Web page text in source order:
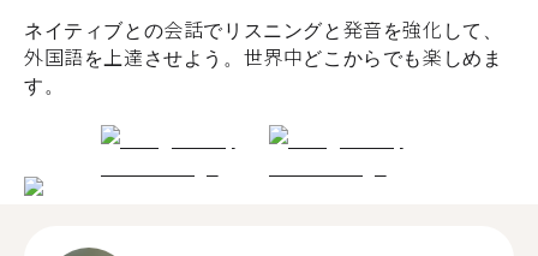
ネイティブとの会話でリスニングと発音を強化して、
外国語を上達させよう。世界中どこからでも楽しめま
す。